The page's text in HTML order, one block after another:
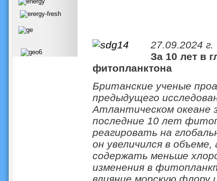
27.09.2024 г.
За 10 лет в
фитопланктона
Британские ученые
предыдущего
Атлантическом океане
последние 10 лет
реагировать на
он увеличился в
содержать меньше
изменения в